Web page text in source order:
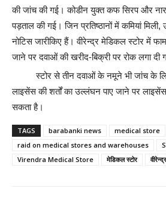
की जांच की गई। कोडीन युक्त कफ सिरप और
पड़ताल की गई। जिन प्रतिष्ठानों में कमियां
नोटिस जारीकिए हैं। वीरेन्द्र मेडिकल स्टोर में
जाने पर दवाओं की खरीद-बिक्री पर रोक लगा दी
स्टोर से तीन दवाओं के नमूने भी जांच के
लाइसेंस की शर्तों का उल्लंघन पाए जाने पर लाइसेंस
सकता है।
TAGS barabanki news medical store
raid on medical stores and warehouses
Virendra Medical Store
मेडिकल स्टोर